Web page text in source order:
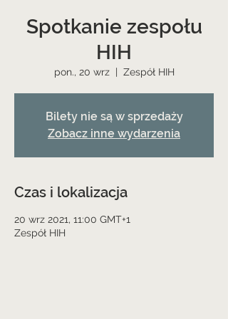
Spotkanie zespołu
HIH
pon., 20 wrz
  |
Zespół HIH
Bilety nie są w sprzedaży
Zobacz inne wydarzenia
Czas i lokalizacja
20 wrz 2021, 11:00 GMT+1
Zespół HIH